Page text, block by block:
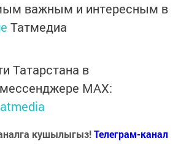
важным и интересным в
Татмедиа
Татарстана в
MАХ:
кушылыгыз!Телеграм-канал